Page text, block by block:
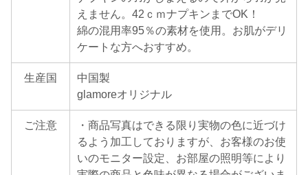
えません。42ｃｍナプキンまでOK！
綿の混用率95％の素材を使用。お肌がデリ
ケートな方へおすすめ。
生産国
中国製
glamoreオリジナル
ご注意
・商品写真はできる限り実物の色に近づけ
るよう加工しておりますが、お客様のお使
いのモニター設定、お部屋の照明等により